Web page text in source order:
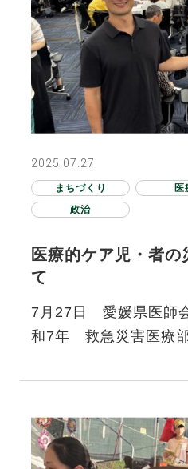
2025.07.27
まちづくり
医
政治
医療的ケア児・者
て
7月27日 愛媛県医師
和7年 救急災害医療
ず、会場参加140名、